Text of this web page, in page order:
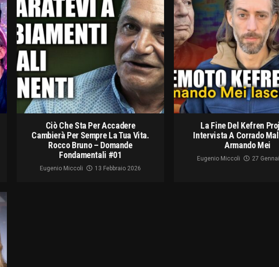
Ciò Che Sta Per Accadere
Cambierà Per Sempre La Tua Vita.
Rocco Bruno – Domande
Fondamentali #01
Eugenio Miccoli 13 Febbraio 2026
La Fine Del Kefren
Intervista A Corrado
Armando Mei
Eugenio Miccoli 27